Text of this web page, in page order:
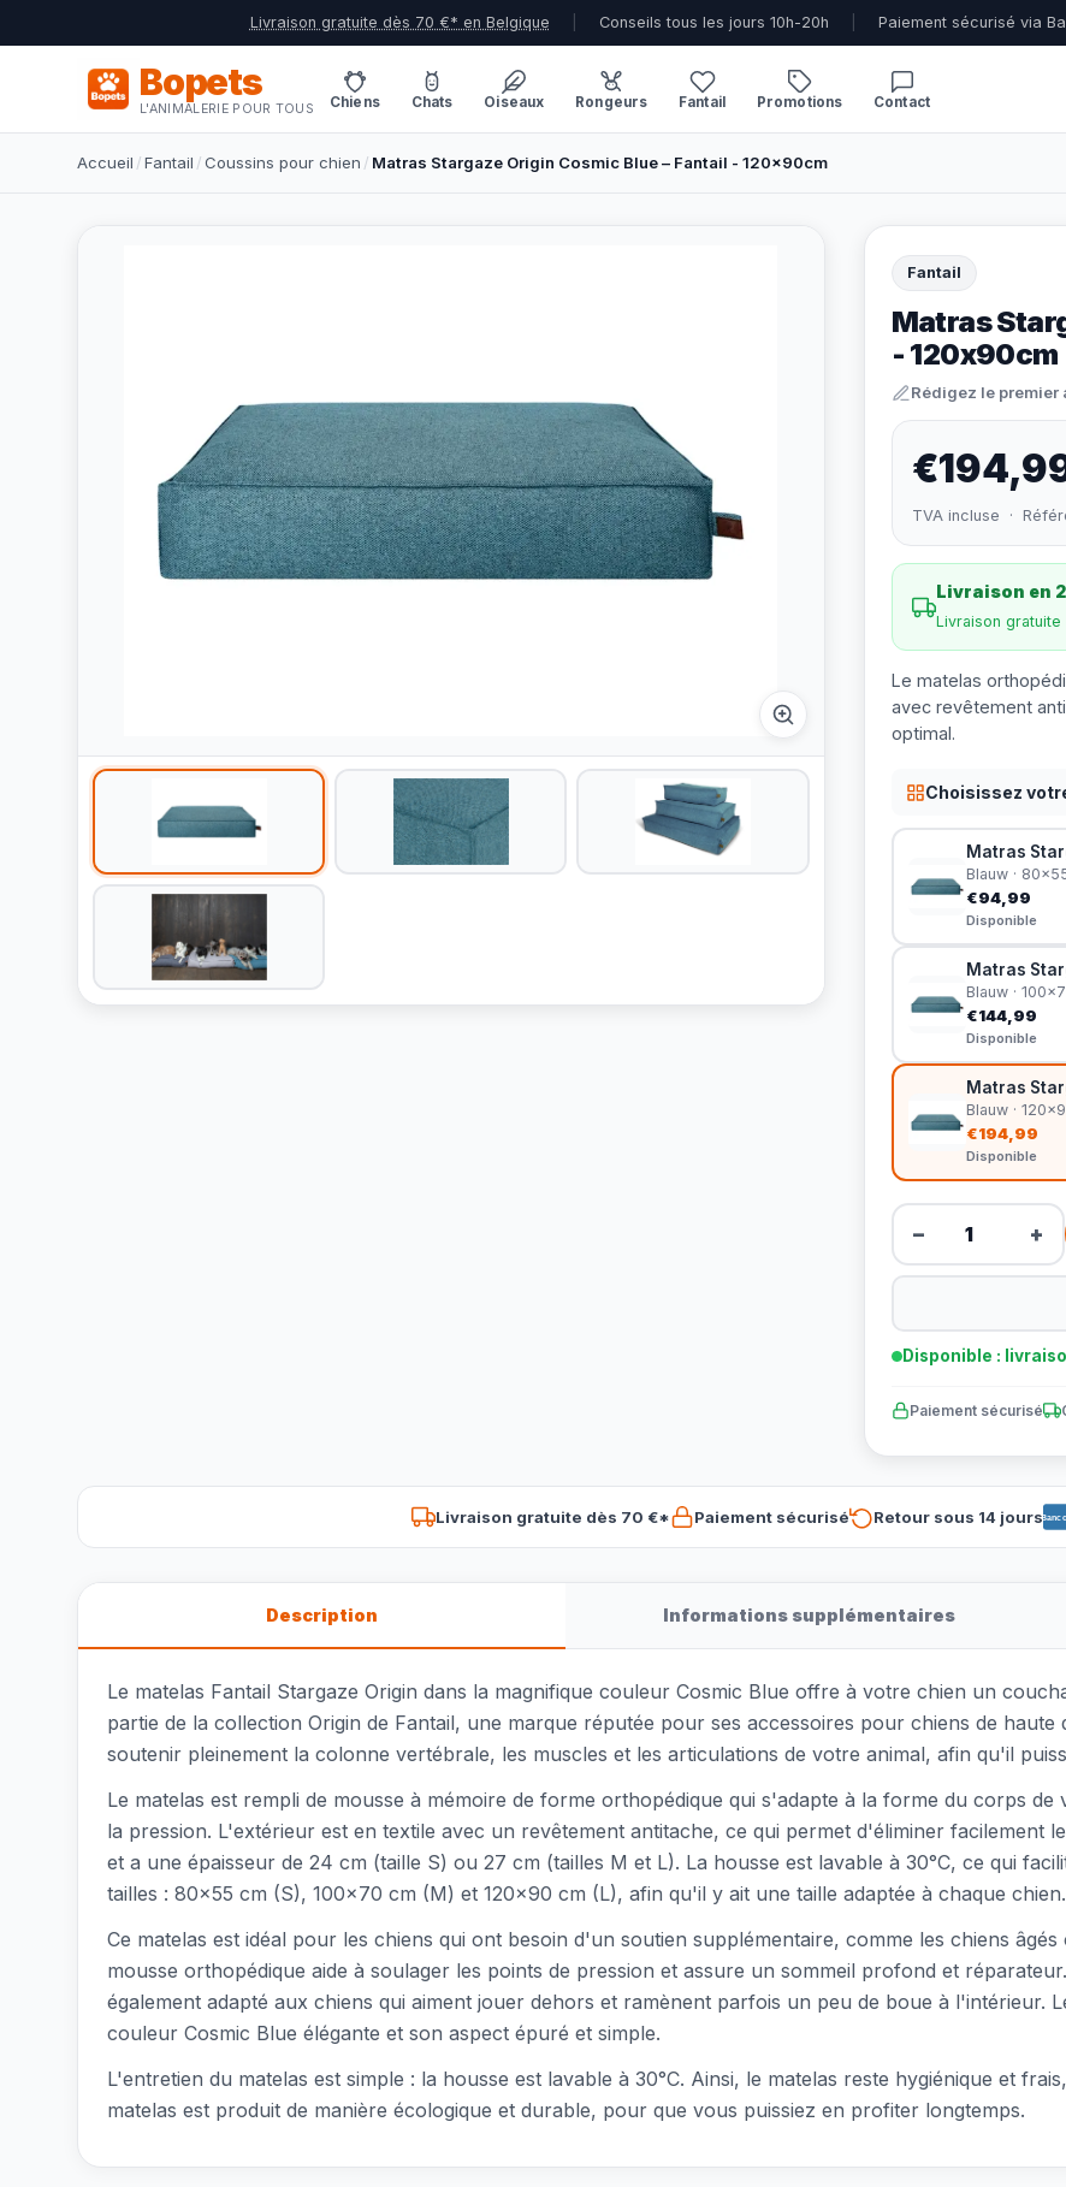
Livraison gratuite dès 70 €* en Belgique Conseils tous les jours 10h-20h Paiement sécurisé via
Bopets
L'ANIMALERIE POUR TOUS Chiens Chats Oiseaux Rongeurs Fantail Promotions Contact
Accueil /Fantail /Coussins pour chien / Matras Stargaze Origin Cosmic Blue – Fantail - 120x90cm
Fantail
Matras
- 120x90cm
Rédigez le premier
TVA incluse ·
Livraison en
Livraison
Le matelas
avec revêtement
optimal.
Choisissez
Matras
Blauw ·
€94,99
Disponible
Matras
Blauw ·
€144,99
Disponible
Matras
Blauw ·
€194,99
Disponible
− +
Disponible :
Paiement sécurisé
Livraison gratuite dès 70 €* Paiement sécurisé Retour sous 14 jours
Description Informations supplémentaires
Le matelas Fantail Stargaze Origin dans la magnifique couleur Cosmic Blue offre à votre chien un
partie de la collection Origin de Fantail, une marque réputée pour ses accessoires pour chiens de
soutenir pleinement la colonne vertébrale, les muscles et les articulations de votre animal, afin qu'il
Le matelas est rempli de mousse à mémoire de forme orthopédique qui s'adapte à la forme du corps
la pression. L'extérieur est en textile avec un revêtement antitache, ce qui permet d'éliminer facilement
et a une épaisseur de 24 cm (taille S) ou 27 cm (tailles M et L). La housse est lavable à 30°C, ce qui
tailles : 80x55 cm (S), 100x70 cm (M) et 120x90 cm (L), afin qu'il y ait une taille adaptée à chaque chien.
Ce matelas est idéal pour les chiens qui ont besoin d'un soutien supplémentaire, comme les chiens
mousse orthopédique aide à soulager les points de pression et assure un sommeil profond et
également adapté aux chiens qui aiment jouer dehors et ramènent parfois un peu de boue à l'intérieur.
couleur Cosmic Blue élégante et son aspect épuré et simple.
L'entretien du matelas est simple : la housse est lavable à 30°C. Ainsi, le matelas reste hygiénique et
matelas est produit de manière écologique et durable, pour que vous puissiez en profiter longtemps.